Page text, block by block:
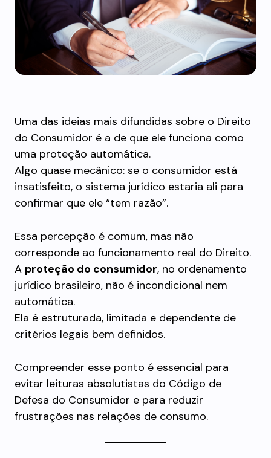
Uma das ideias mais difundidas sobre o Direito
do Consumidor é a de que ele funciona como
uma proteção automática.
Algo quase mecânico: se o consumidor está
insatisfeito, o sistema jurídico estaria ali para
confirmar que ele “tem razão”.
Essa percepção é comum, mas não
corresponde ao funcionamento real do Direito.
A proteção do consumidor, no ordenamento
jurídico brasileiro, não é incondicional nem
automática.
Ela é estruturada, limitada e dependente de
critérios legais bem definidos.
Compreender esse ponto é essencial para
evitar leituras absolutistas do Código de
Defesa do Consumidor e para reduzir
frustrações nas relações de consumo.